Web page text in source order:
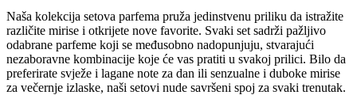
Naša kolekcija setova parfema pruža jedinstvenu priliku da istražite
različite mirise i otkrijete nove favorite. Svaki set sadrži pažljivo
odabrane parfeme koji se međusobno nadopunjuju, stvarajući
nezaboravne kombinacije koje će vas pratiti u svakoj prilici. Bilo da
preferirate svježe i lagane note za dan ili senzualne i duboke mirise
za večernje izlaske, naši setovi nude savršeni spoj za svaki trenutak.